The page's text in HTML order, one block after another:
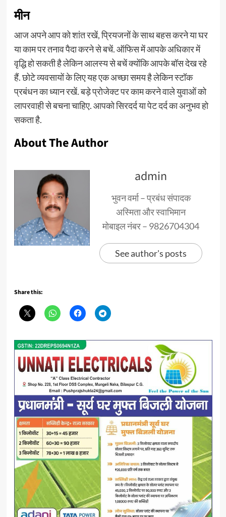
मीन
आज अपने आप को शांत रखें, प्रियजनों के साथ बहस करने या घर
या काम पर तनाव पैदा करने से बचें. ऑफिस में आपके अधिकार में
वृद्धि हो सकती है लेकिन आलस्य से बचें क्योंकि आपके बॉस देख रहे
हैं. छोटे व्यवसायों के लिए यह एक अच्छा समय है लेकिन स्टॉक
प्रबंधन का ध्यान रखें. बड़े प्रोजेक्ट पर काम करने वाले युवाओं को
लापरवाही से बचना चाहिए. आपको सिरदर्द या पेट दर्द का अनुभव हो
सकता है.
About The Author
admin
भुवन वर्मा – प्रबंध संपादक
अस्मिता और स्वाभिमान
मोबाइल नंबर – 9826704304
See author's posts
Share this: